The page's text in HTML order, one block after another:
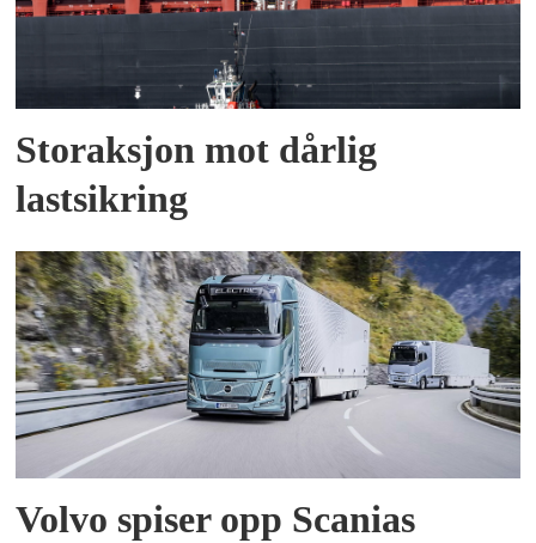
Storaksjon mot dårlig
lastsikring
Volvo spiser opp Scanias